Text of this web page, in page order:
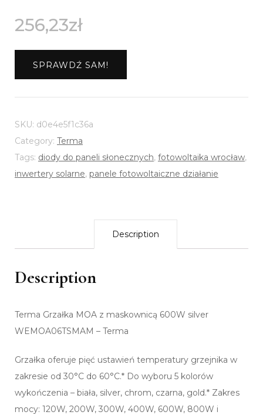
256,23zł
SPRAWDŹ SAM!
SKU: d0e4e5f1c36a
Category: Terma
Tags: diody do paneli słonecznych, fotowoltaika wrocław,
inwertery solarne, panele fotowoltaiczne działanie
Description
Description
Terma Grzałka MOA z maskownicą 600W silver
WEMOA06TSMAM – Terma
Grzałka oferuje pięć ustawień temperatury grzejnika w
zakresie od 30°C do 60°C.* Do wyboru 5 kolorów
wykończenia – biała, silver, chrom, czarna, gold.* Zakres
mocy: 120W, 200W, 300W, 400W, 600W, 800W i